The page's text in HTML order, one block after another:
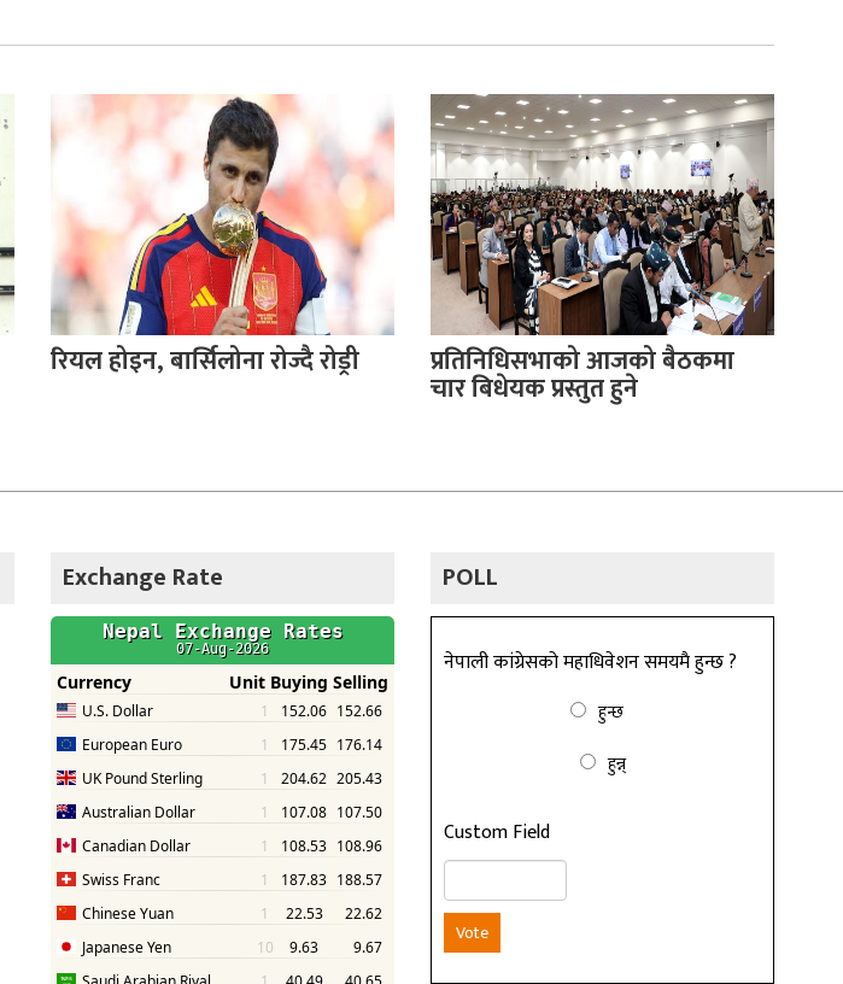
रियल होइन, बार्सिलोना रोज्दै रोड्री प्रतिनिधिसभाको आजको बैठकमा
चार बिधेयक प्रस्तुत हुने
Exchange Rate POLL
नेपाली कांग्रेसको महाधिवेशन समयमै हुन्छ ?
हुन्छ
हुन्न्
Custom Field
Vote